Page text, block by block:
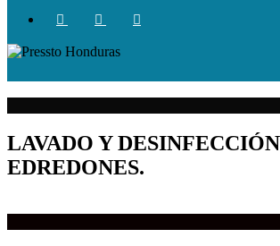
LAVADO Y
EDREDONES.